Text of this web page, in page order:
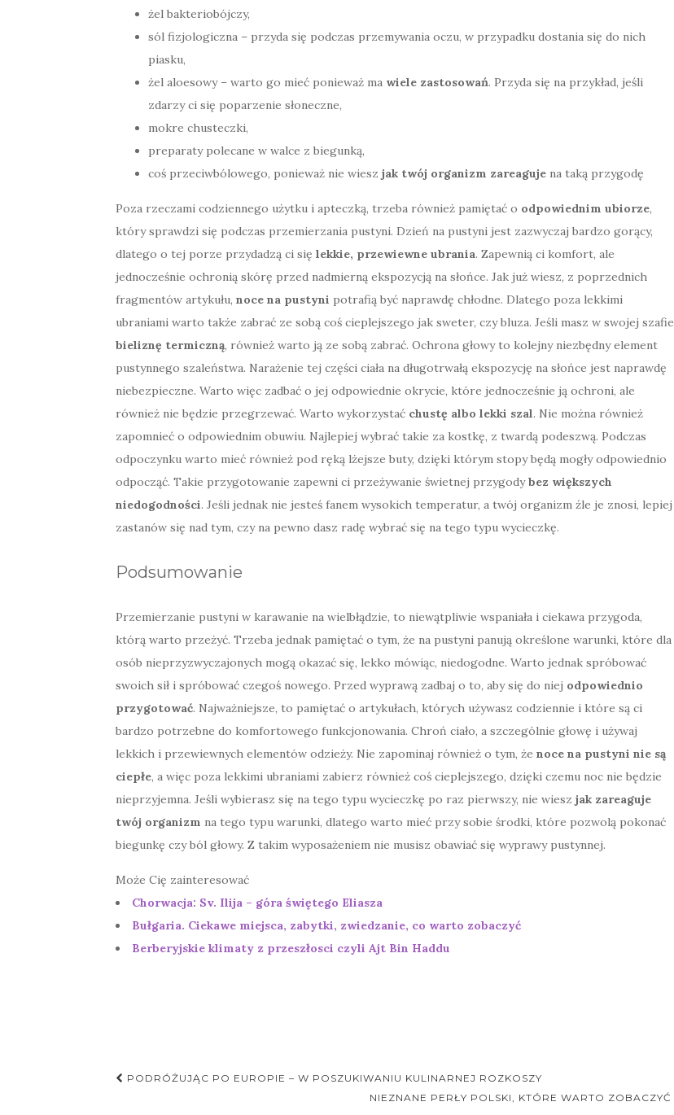
żel bakteriobójczy,
sól fizjologiczna – przyda się podczas przemywania oczu, w przypadku dostania się do nich
piasku,
żel aloesowy – warto go mieć ponieważ ma wiele zastosowań. Przyda się na przykład, jeśli
zdarzy ci się poparzenie słoneczne,
mokre chusteczki,
preparaty polecane w walce z biegunką,
coś przeciwbólowego, ponieważ nie wiesz jak twój organizm zareaguje na taką przygodę
Poza rzeczami codziennego użytku i apteczką, trzeba również pamiętać o odpowiednim ubiorze,
który sprawdzi się podczas przemierzania pustyni. Dzień na pustyni jest zazwyczaj bardzo gorący,
dlatego o tej porze przydadzą ci się lekkie, przewiewne ubrania. Zapewnią ci komfort, ale
jednocześnie ochronią skórę przed nadmierną ekspozycją na słońce. Jak już wiesz, z poprzednich
fragmentów artykułu, noce na pustyni potrafią być naprawdę chłodne. Dlatego poza lekkimi
ubraniami warto także zabrać ze sobą coś cieplejszego jak sweter, czy bluza. Jeśli masz w swojej szafie
bieliznę termiczną, również warto ją ze sobą zabrać. Ochrona głowy to kolejny niezbędny element
pustynnego szaleństwa. Narażenie tej części ciała na długotrwałą ekspozycję na słońce jest naprawdę
niebezpieczne. Warto więc zadbać o jej odpowiednie okrycie, które jednocześnie ją ochroni, ale
również nie będzie przegrzewać. Warto wykorzystać chustę albo lekki szal. Nie można również
zapomnieć o odpowiednim obuwiu. Najlepiej wybrać takie za kostkę, z twardą podeszwą. Podczas
odpoczynku warto mieć również pod ręką lżejsze buty, dzięki którym stopy będą mogły odpowiednio
odpocząć. Takie przygotowanie zapewni ci przeżywanie świetnej przygodybez większych
niedogodności. Jeśli jednak nie jesteś fanem wysokich temperatur, a twój organizm źle je znosi, lepiej
zastanów się nad tym, czy na pewno dasz radę wybrać się na tego typu wycieczkę.
Podsumowanie
Przemierzanie pustyni w karawanie na wielbłądzie, to niewątpliwie wspaniała i ciekawa przygoda,
którą warto przeżyć. Trzeba jednak pamiętać o tym, że na pustyni panują określone warunki, które dla
osób nieprzyzwyczajonych mogą okazać się, lekko mówiąc, niedogodne. Warto jednak spróbować
swoich sił i spróbować czegoś nowego. Przed wyprawą zadbaj o to, aby się do niej odpowiednio
przygotować. Najważniejsze, to pamiętać o artykułach, których używasz codziennie i które są ci
bardzo potrzebne do komfortowego funkcjonowania. Chroń ciało, a szczególnie głowę i używaj
lekkich i przewiewnych elementów odzieży. Nie zapominaj również o tym, że noce na pustyni nie są
ciepłe, a więc poza lekkimi ubraniami zabierz również coś cieplejszego, dzięki czemu noc nie będzie
nieprzyjemna. Jeśli wybierasz się na tego typu wycieczkę po raz pierwszy, nie wiesz jak zareaguje
twój organizm na tego typu warunki, dlatego warto mieć przy sobie środki, które pozwolą pokonać
biegunkę czy ból głowy. Z takim wyposażeniem nie musisz obawiać się wyprawy pustynnej.
Może Cię zainteresować
Chorwacja: Sv. Ilija – góra świętego Eliasza
Bułgaria. Ciekawe miejsca, zabytki, zwiedzanie, co warto zobaczyć
Berberyjskie klimaty z przeszłosci czyli Ajt Bin Haddu
Nawigacja
PODRÓŻUJĄC PO EUROPIE – W POSZUKIWANIU KULINARNEJ ROZKOSZY
NIEZNANE PERŁY POLSKI, KTÓRE WARTO ZOBACZYĆ